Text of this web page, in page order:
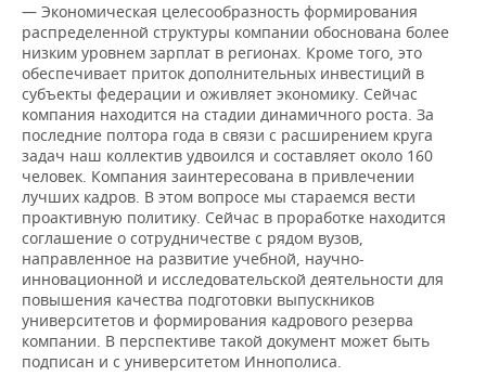
— Экономическая целесообразность формирования
распределенной структуры компании обоснована более
низким уровнем зарплат в регионах. Кроме того, это
обеспечивает приток дополнительных инвестиций в
субъекты федерации и оживляет экономику. Сейчас
компания находится на стадии динамичного роста. За
последние полтора года в связи с расширением круга
задач наш коллектив удвоился и составляет около 160
человек. Компания заинтересована в привлечении
лучших кадров. В этом вопросе мы стараемся вести
проактивную политику. Сейчас в проработке находится
соглашение о сотрудничестве с рядом вузов,
направленное на развитие учебной, научно-
инновационной и исследовательской деятельности для
повышения качества подготовки выпускников
университетов и формирования кадрового резерва
компании. В перспективе такой документ может быть
подписан и с университетом Иннополиса.